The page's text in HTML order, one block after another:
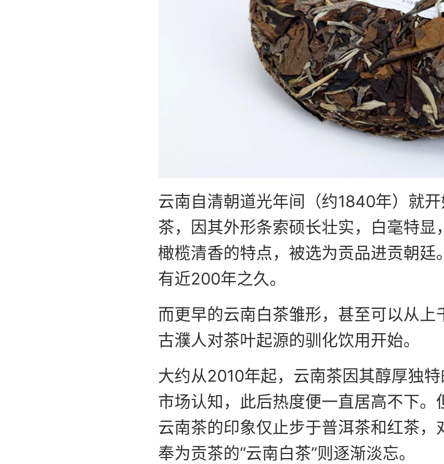
云南自清朝道光年间（约1840年）就
茶，因其外形条索硕长壮实，白毫特显
橄榄清香的特点，被选为贡品进贡朝廷
有近200年之久。
而更早的云南白茶雏形，甚至可以从上
古濮人对茶叶起源的驯化饮用开始。
大约从2010年起，云南茶因其醇厚独
市场认知，此后热度便一直居高不下。
云南茶的印象仅止步于普洱茶和红茶，
奉为贡茶的“云南白茶”则逐渐淡忘。